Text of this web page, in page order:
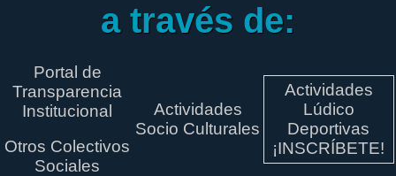
a través de:
Portal de
Transparencia
Institucional
Otros Colectivos
Sociales
Actividades
Socio Culturales
Actividades
Lúdico
Deportivas
¡INSCRÍBETE!